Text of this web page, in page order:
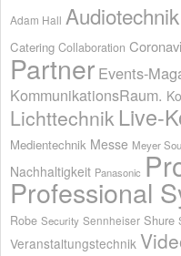
Adam Hall Audiotechnik
Catering Collaboration
Partner Events-
KommunikationsRaum.
Lichttechnik Live-
Medientechnik Messe Meyer
Nachhaltigkeit Panasonic
Professional
Robe Security Sennheiser Shure
Veranstaltungstechnik